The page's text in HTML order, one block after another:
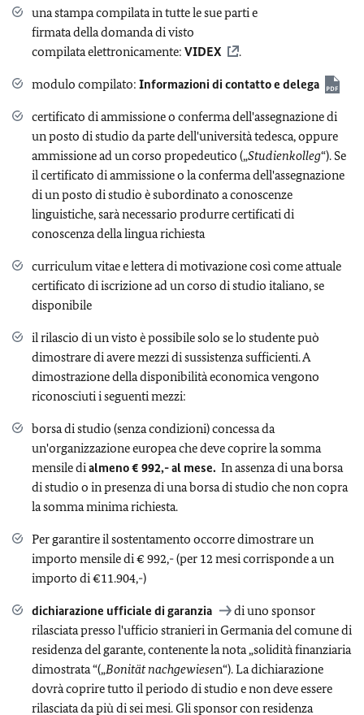
una stampa compilata in tutte le sue parti e
firmata della domanda di visto
compilata elettronicamente: VIDEX .
modulo compilato: Informazioni di contatto e delega
certificato di ammissione o conferma dell'assegnazione di
un posto di studio da parte dell'università tedesca, oppure
ammissione ad un corso propedeutico („Studienkolleg“). Se
il certificato di ammissione o la conferma dell'assegnazione
di un posto di studio è subordinato a conoscenze
linguistiche, sarà necessario produrre certificati di
conoscenza della lingua richiesta
curriculum vitae e lettera di motivazione così come attuale
certificato di iscrizione ad un corso di studio italiano, se
disponibile
il rilascio di un visto è possibile solo se lo studente può
dimostrare di avere mezzi di sussistenza sufficienti. A
dimostrazione della disponibilità economica vengono
riconosciuti i seguenti mezzi:
borsa di studio (senza condizioni) concessa da
un'organizzazione europea che deve coprire la somma
mensile dialmeno € 992,- al mese. In assenza di una borsa
di studio o in presenza di una borsa di studio che non copra
la somma minima richiesta.
Per garantire il sostentamento occorre dimostrare un
importo mensile di € 992,- (per 12 mesi corrisponde a un
importo di €11.904,-)
dichiarazione ufficiale di garanzia
di uno sponsor
rilasciata presso l'ufficio stranieri in Germania del comune di
residenza del garante, contenente la nota „solidità finanziaria
dimostrata “(„Bonität nachgewiesen“). La dichiarazione
dovrà coprire tutto il periodo di studio e non deve essere
rilasciata da più di sei mesi. Gli sponsor con residenza